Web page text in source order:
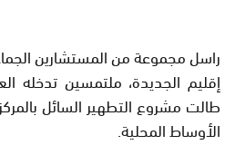
راسل مجموعة من المستشارين
إقليم الجديدة، ملتمسين تدخله
طالت مشروع التطهير السائل
الأوساط المحلية.